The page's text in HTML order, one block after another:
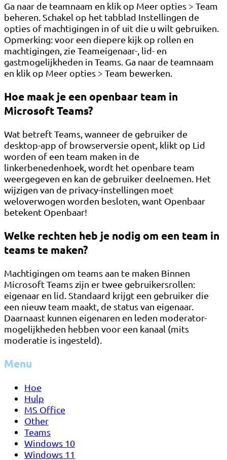
Ga naar de teamnaam en klik op Meer opties > Team
beheren. Schakel op het tabblad Instellingen de
opties of machtigingen in of uit die u wilt gebruiken.
Opmerking: voor een diepere kijk op rollen en
machtigingen, zie Teameigenaar-, lid- en
gastmogelijkheden in Teams. Ga naar de teamnaam
en klik op Meer opties > Team bewerken.
Hoe maak je een openbaar team in
Microsoft Teams?
Wat betreft Teams, wanneer de gebruiker de
desktop-app of browserversie opent, klikt op Lid
worden of een team maken in de
linkerbenedenhoek, wordt het openbare team
weergegeven en kan de gebruiker deelnemen. Het
wijzigen van de privacy-instellingen moet
weloverwogen worden besloten, want Openbaar
betekent Openbaar!
Welke rechten heb je nodig om een ​​team in
teams te maken?
Machtigingen om teams aan te maken Binnen
Microsoft Teams zijn er twee gebruikersrollen:
eigenaar en lid. Standaard krijgt een gebruiker die
een nieuw team maakt, de status van eigenaar.
Daarnaast kunnen eigenaren en leden moderator-
mogelijkheden hebben voor een kanaal (mits
moderatie is ingesteld).
Menu
Hoe
Hulp
MS Office
Other
Teams
Windows 10
Windows 11